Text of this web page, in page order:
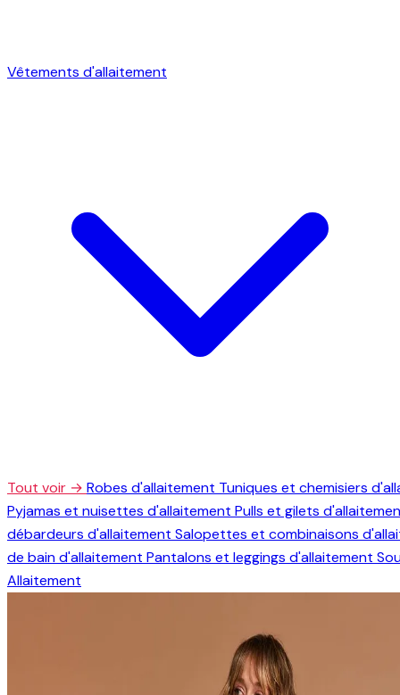
Vêtements d'allaitement
Tout voir → Robes d'allaitement Tuniques et chemisiers
Pyjamas et nuisettes d'allaitement Pulls et gilets
débardeurs d'allaitement Salopettes et combinaisons
de bain d'allaitement Pantalons et leggings d'allaitement
Allaitement